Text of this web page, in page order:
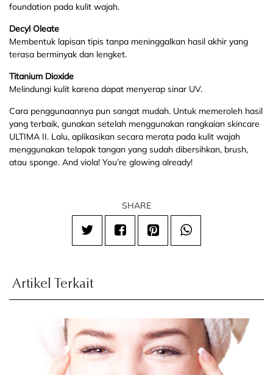
foundation pada kulit wajah.
Decyl Oleate
Membentuk lapisan tipis tanpa meninggalkan hasil akhir yang
terasa berminyak dan lengket.
Titanium Dioxide
Melindungi kulit karena dapat menyerap sinar UV.
Cara penggunaannya pun sangat mudah. Untuk memeroleh hasil
yang terbaik, gunakan setelah menggunakan rangkaian skincare
ULTIMA II. Lalu, aplikasikan secara merata pada kulit wajah
menggunakan telapak tangan yang sudah dibersihkan, brush,
atau sponge. And viola! You’re glowing already!
SHARE
Artikel Terkait